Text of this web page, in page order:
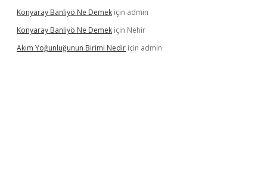
Konyaray Banliyö Ne Demek için admin
Konyaray Banliyö Ne Demek için Nehir
Akım Yoğunluğunun Birimi Nedir için admin